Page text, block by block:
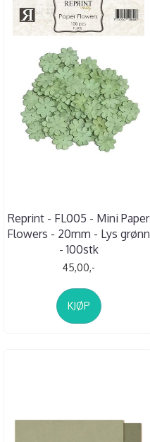
Reprint - FL005 - Mini Paper
Flowers - 20mm - Lys grønn
- 100stk
45,00,-
KJØP